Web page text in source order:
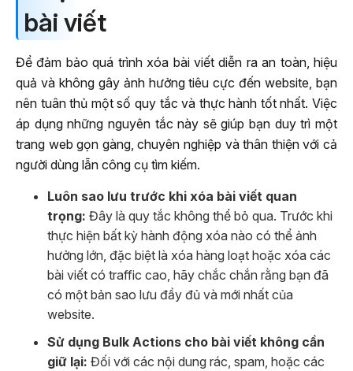
bài viết
Để đảm bảo quá trình xóa bài viết diễn ra an toàn, hiệu
quả và không gây ảnh hưởng tiêu cực đến website, bạn
nên tuân thủ một số quy tắc và thực hành tốt nhất. Việc
áp dụng những nguyên tắc này sẽ giúp bạn duy trì một
trang web gọn gàng, chuyên nghiệp và thân thiện với cả
người dùng lẫn công cụ tìm kiếm.
Luôn sao lưu trước khi xóa bài viết quan
trọng: Đây là quy tắc không thể bỏ qua. Trước khi
thực hiện bất kỳ hành động xóa nào có thể ảnh
hưởng lớn, đặc biệt là xóa hàng loạt hoặc xóa các
bài viết có traffic cao, hãy chắc chắn rằng bạn đã
có một bản sao lưu đầy đủ và mới nhất của
website.
Sử dụng Bulk Actions cho bài viết không cần
giữ lại: Đối với các nội dung rác, spam, hoặc các